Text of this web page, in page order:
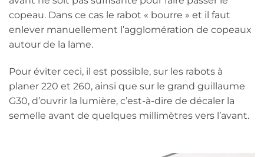
copeau. Dans ce cas le rabot « bourre » et il faut
enlever manuellement l’agglomération de copeaux
autour de la lame.
Pour éviter ceci, il est possible, sur les rabots à
planer 220 et 260, ainsi que sur le grand guillaume
G30, d’ouvrir la lumière, c’est-à-dire de décaler la
semelle avant de quelques millimètres vers l’avant.